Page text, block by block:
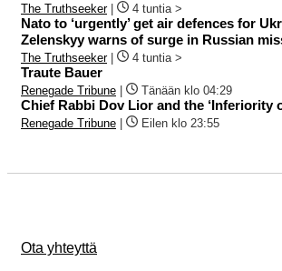
The Truthseeker| 4 tuntia >
Nato to ‘urgently’ get air defences for
Zelenskyy warns of surge in Russian
The Truthseeker| 4 tuntia >
Traute Bauer
Renegade Tribune Tänään klo 04:29
Chief Rabbi Dov Lior and the ‘Inferiority
Renegade Tribune Eilen klo 23:55
Ota yhteyttä